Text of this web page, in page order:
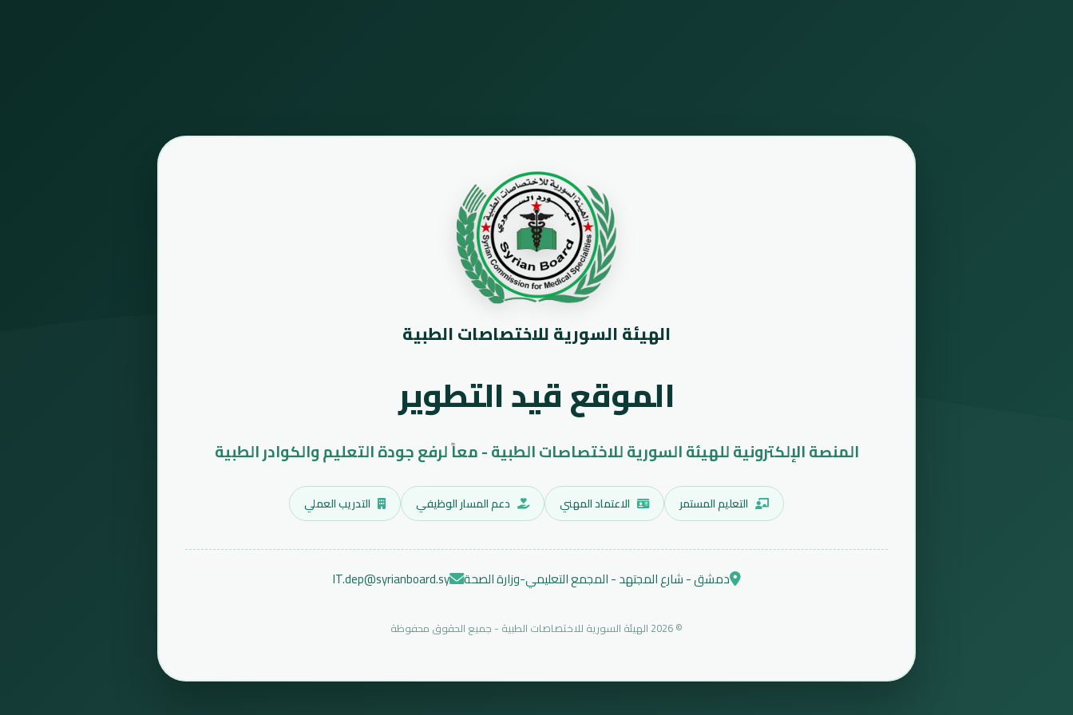
الهيئة السورية للاختصاصات الطبية
الموقع قيد التطوير
المنصة الإلكترونية للهيئة السورية للاختصاصات الطبية - معاً لرفع جودة التعليم والكوادر الطبية
التعليم المستمر الاعتماد المهني دعم المسار الوظيفي التدريب العملي
دمشق - شارع المجتهد - المجمع التعليمي-وزارة الصحة IT.dep@syrianboard.sy
© 2026 الهيئة السورية للاختصاصات الطبية - جميع الحقوق محفوظة